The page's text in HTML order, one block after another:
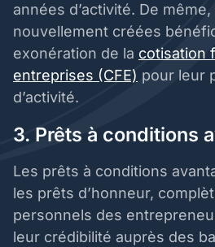
années d’activité. De
nouvellement créées
exonération de la cotisation
entreprises (CFE) pour leur
d’activité.
3. Prêts à conditions
Les prêts à conditions
les prêts d’honneur,
personnels des
leur crédibilité auprès des